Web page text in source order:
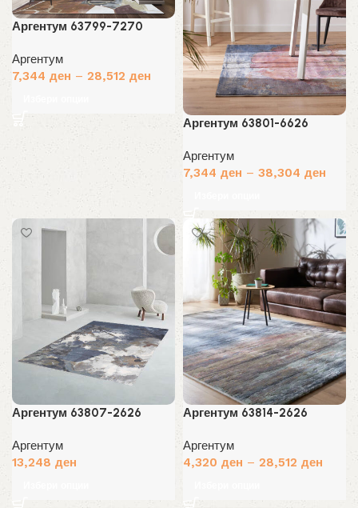
Аргентум 63799-7270
Аргентум
7,344 ден – 28,512 ден
Аргентум 63801-6626
Аргентум
7,344 ден – 38,304 ден
Аргентум 63807-2626
Аргентум
13,248 ден
Аргентум 63814-2626
Аргентум
4,320 ден – 28,512 ден